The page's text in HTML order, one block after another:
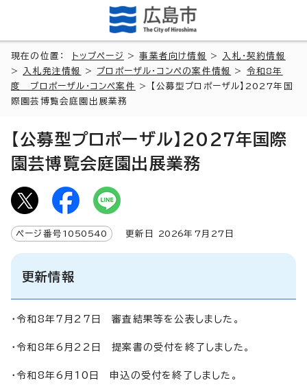
現在の位置： トップページ >事業者向け情報 >
入札・契約情報
>
入札発注情報 > プロポーザル・コンペの案件情報 > 令和8年
度 プロポーザル・コンペ案件
> 【公募型プロポーザル】2027年国
際園芸博覧会庭園出展業務
【公募型プロポーザル】2027年国際
園芸博覧会庭園出展業務
ページ番号 1050540 更新日 2026年7月 27 日
更新情報
・令和8年7月27日 審査結果等を公表しました。
・令和8年6月22日 提案書の受付を終了しました。
・令和8年6月10日 申込の受付を終了しました。